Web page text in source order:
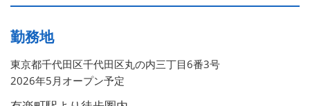
勤務地
東京都千代田区千代田区丸の内三丁目6番3号
2026年5月オープン予定